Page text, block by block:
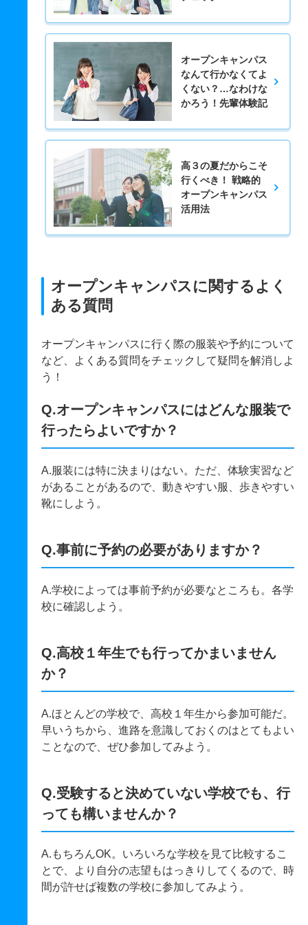
オープンキャンパス
なんて行かなくてよ
くない？…なわけな
かろう！先輩体験記
高３の夏だからこそ
行くべき！ 戦略的
オープンキャンパス
活用法
オープンキャンパスに関するよく
ある質問
オープンキャンパスに行く際の服装や予約について
など、よくある質問をチェックして疑問を解消しよ
う！
Q.オープンキャンパスにはどんな服装で
行ったらよいですか？
A.服装には特に決まりはない。ただ、体験実習など
があることがあるので、動きやすい服、歩きやすい
靴にしよう。
Q.事前に予約の必要がありますか？
A.学校によっては事前予約が必要なところも。各学
校に確認しよう。
Q.高校１年生でも行ってかまいません
か？
A.ほとんどの学校で、高校１年生から参加可能だ。
早いうちから、進路を意識しておくのはとてもよい
ことなので、ぜひ参加してみよう。
Q.受験すると決めていない学校でも、行
っても構いませんか？
A.もちろんOK。いろいろな学校を見て比較するこ
とで、より自分の志望もはっきりしてくるので、時
間が許せば複数の学校に参加してみよう。